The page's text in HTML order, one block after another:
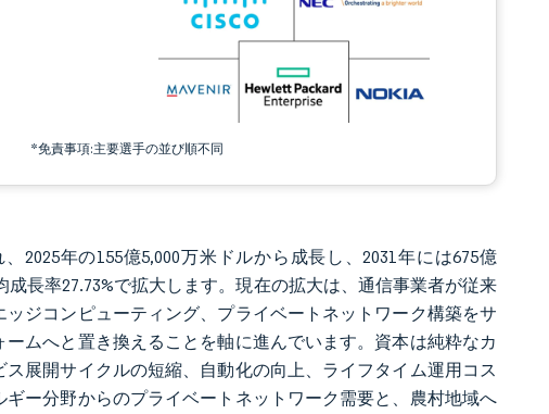
*免責事項:主要選手の並び順不同
2025年の155億5,000万米ドルから成長し、2031年には675億
長率27.73%で拡大します。現在の拡大は、通信事業者が従来
ジコンピューティング、プライベートネットワーク構築をサ
ムへと置き換えることを軸に進んでいます。資本は純粋なカ
展開サイクルの短縮、自動化の向上、ライフタイム運用コス
ー分野からのプライベートネットワーク需要と、農村地域へ